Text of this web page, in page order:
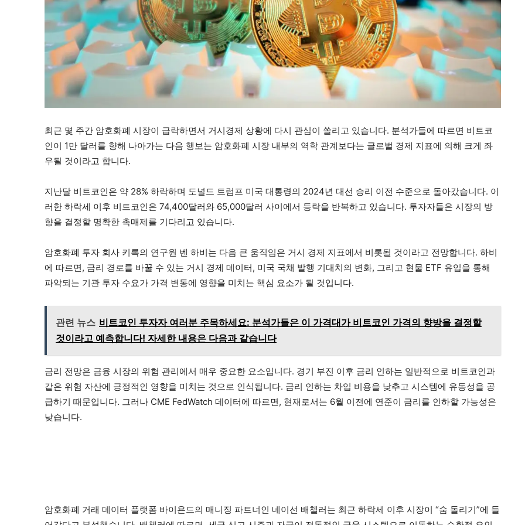
최근 몇 주간 암호화폐 시장이 급락하면서 거시경제 상황에 다시 관심이 쏠리고 있습니다. 분석가들에 따르면 비트코
인이 1만 달러를 향해 나아가는 다음 행보는 암호화폐 시장 내부의 역학 관계보다는 글로벌 경제 지표에 의해 크게 좌
우될 것이라고 합니다.
지난달 비트코인은 약 28% 하락하며 도널드 트럼프 미국 대통령의 2024년 대선 승리 이전 수준으로 돌아갔습니다. 이
러한 하락세 이후 비트코인은 74,400달러와 65,000달러 사이에서 등락을 반복하고 있습니다. 투자자들은 시장의 방
향을 결정할 명확한 촉매제를 기다리고 있습니다.
암호화폐 투자 회사 키록의 연구원 벤 하비는 다음 큰 움직임은 거시 경제 지표에서 비롯될 것이라고 전망합니다. 하비
에 따르면, 금리 경로를 바꿀 수 있는 거시 경제 데이터, 미국 국채 발행 기대치의 변화, 그리고 현물 ETF 유입을 통해
파악되는 기관 투자 수요가 가격 변동에 영향을 미치는 핵심 요소가 될 것입니다.
관련 뉴스 비트코인 투자자 여러분 주목하세요: 분석가들은 이 가격대가 비트코인 가격의 향방을 결정할
것이라고 예측합니다! 자세한 내용은 다음과 같습니다
금리 전망은 금융 시장의 위험 관리에서 매우 중요한 요소입니다. 경기 부진 이후 금리 인하는 일반적으로 비트코인과
같은 위험 자산에 긍정적인 영향을 미치는 것으로 인식됩니다. 금리 인하는 차입 비용을 낮추고 시스템에 유동성을 공
급하기 때문입니다. 그러나 CME FedWatch 데이터에 따르면, 현재로서는 6월 이전에 연준이 금리를 인하할 가능성은
낮습니다.
암호화폐 거래 데이터 플랫폼 바이욘드의 매니징 파트너인 네이선 배첼러는 최근 하락세 이후 시장이 “숨 돌리기”에 들